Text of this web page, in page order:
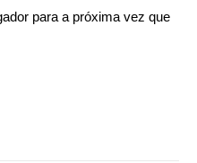
para a próxima vez que